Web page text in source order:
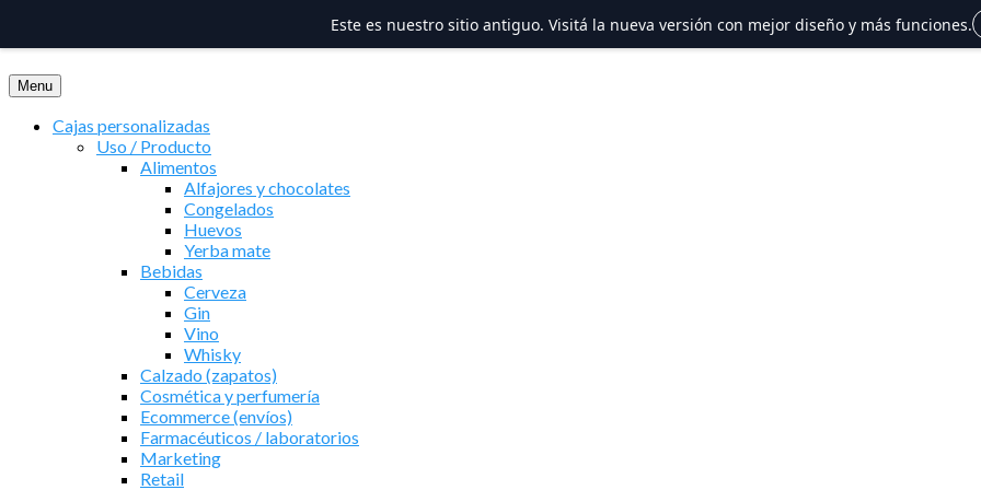
al
contenido
Menu
Cajas personalizadas
Uso / Producto
Alimentos
Alfajores y chocolates
Congelados
Huevos
Yerba mate
Bebidas
Cerveza
Gin
Vino
Whisky
Calzado (zapatos)
Cosmética y perfumería
Ecommerce (envíos)
Farmacéuticos / laboratorios
Marketing
Retail
Este es nuestro sitio antiguo. Visitá la nueva versión con mejor diseño y más funciones.